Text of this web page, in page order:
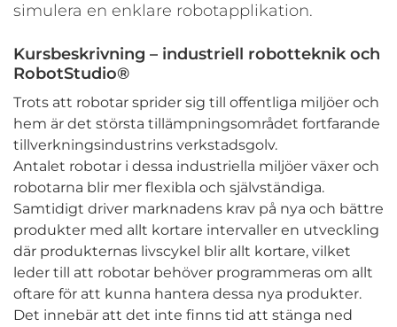
simulera en enklare robotapplikation.
Kursbeskrivning – industriell robotteknik och
RobotStudio®
Trots att robotar sprider sig till offentliga miljöer och
hem är det största tillämpningsområdet fortfarande
tillverkningsindustrins verkstadsgolv.
Antalet robotar i dessa industriella miljöer växer och
robotarna blir mer flexibla och självständiga.
Samtidigt driver marknadens krav på nya och bättre
produkter med allt kortare intervaller en utveckling
där produkternas livscykel blir allt kortare, vilket
leder till att robotar behöver programmeras om allt
oftare för att kunna hantera dessa nya produkter.
Det innebär att det inte finns tid att stänga ned